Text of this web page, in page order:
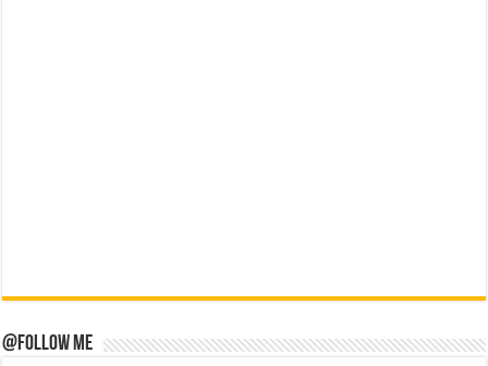
@Follow Me